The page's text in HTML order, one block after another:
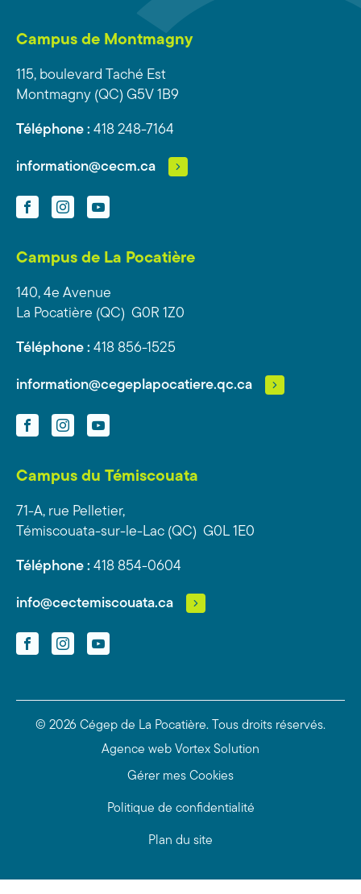
Campus de Montmagny
115, boulevard Taché Est
Montmagny (QC) G5V 1B9
Téléphone : 418 248-7164
information@cecm.ca
FacebookInstagramYouTube
Campus de La Pocatière
140, 4e Avenue
La Pocatière (QC) G0R 1Z0
Téléphone : 418 856-1525
information@cegeplapocatiere.qc.ca
FacebookInstagramYouTube
Campus du Témiscouata
71-A, rue Pelletier,
Témiscouata-sur-le-Lac (QC) G0L 1E0
Téléphone : 418 854-0604
info@cectemiscouata.ca
FacebookInstagramYouTube
© 2026 Cégep de La Pocatière.
Tous droits réservés.
Agence web Vortex Solution
Gérer mes Cookies
Politique de confidentialité
Plan du site